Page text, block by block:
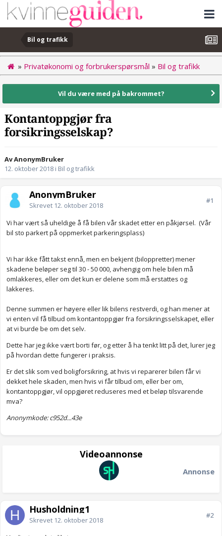
Bil og trafikk
» Privatøkonomi og forbrukerspørsmål » Bil og trafikk
Vil du være med på bakrommet?
Kontantoppgjør fra
forsikringsselskap?
Av AnonymBruker
12. oktober 2018 i Bil og trafikk
AnonymBruker
Skrevet 12. oktober 2018
#1
Vi har vært så uheldige å få bilen vår skadet etter en påkjørsel. (Vår
bil sto parkert på oppmerket parkeringsplass)
Vi har ikke fått takst ennå, men en bekjent (biloppretter) mener
skadene beløper seg til 30 - 50 000, avhengig om hele bilen må
omlakkeres, eller om det kun er delene som må erstattes og
lakkeres.
Denne summen er høyere eller lik bilens restverdi, og han mener at
vi enten vil få tilbud om kontantoppgjør fra forsikringsselskapet, eller
at vi burde be om det selv.
Dette har jeg ikke vært borti før, og etter å ha tenkt litt på det, lurer jeg
på hvordan dette fungerer i praksis.
Er det slik som ved boligforsikring, at hvis vi reparerer bilen får vi
dekket hele skaden, men hvis vi får tilbud om, eller ber om,
kontantoppgjør, vil oppgjøret reduseres med et beløp tilsvarende
mva?
Anonymkode: c952d...43e
Videoannonse
Annonse
Husholdning1
Skrevet 12. oktober 2018
#2